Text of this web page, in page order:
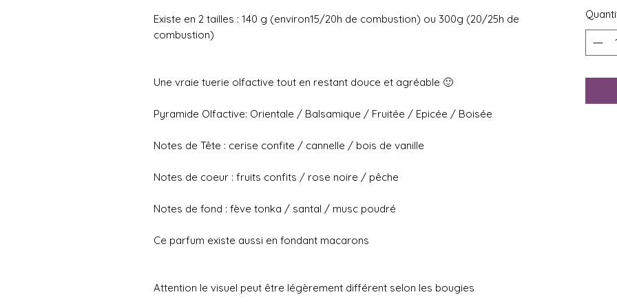
Existe en 2 tailles : 140 g (environ15/20h de combustion) ou 300g (20/25h de
combustion)
Une vraie tuerie olfactive tout en restant douce et agréable 🙂
Pyramide Olfactive: Orientale / Balsamique / Fruitée / Epicée / Boisée
Notes de Tête : cerise confite / cannelle / bois de vanille
Notes de coeur : fruits confits / rose noire / pêche
Notes de fond : fève tonka / santal / musc poudré
Ce parfum existe aussi en fondant macarons
Attention le visuel peut être légèrement différent selon les bougies